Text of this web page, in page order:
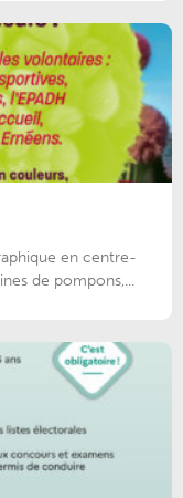
en centre-
de pompons,...